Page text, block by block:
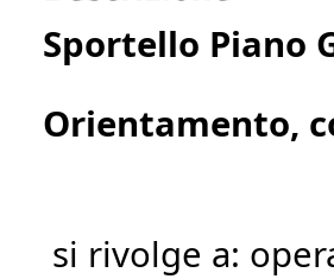
Sportello Piano
Orientamento,
si rivolge a: